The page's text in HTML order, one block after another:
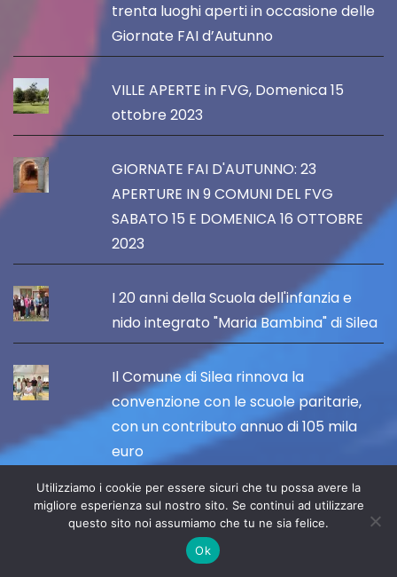
trenta luoghi aperti in occasione delle
Giornate FAI d’Autunno
VILLE APERTE in FVG, Domenica 15
ottobre 2023
GIORNATE FAI D'AUTUNNO: 23
APERTURE IN 9 COMUNI DEL FVG
SABATO 15 E DOMENICA 16 OTTOBRE
2023
I 20 anni della Scuola dell'infanzia e
nido integrato "Maria Bambina" di Silea
Il Comune di Silea rinnova la
convenzione con le scuole paritarie,
con un contributo annuo di 105 mila
euro
IL 14 OTTOBRE APRE "PORDENONE
ARTANDFOOD" TRA ARTE, GUSTO E
TURISMO DI QUALITÀ
Utilizziamo i cookie per essere sicuri che tu possa avere la
migliore esperienza sul nostro sito. Se continui ad utilizzare
questo sito noi assumiamo che tu ne sia felice.
Ok